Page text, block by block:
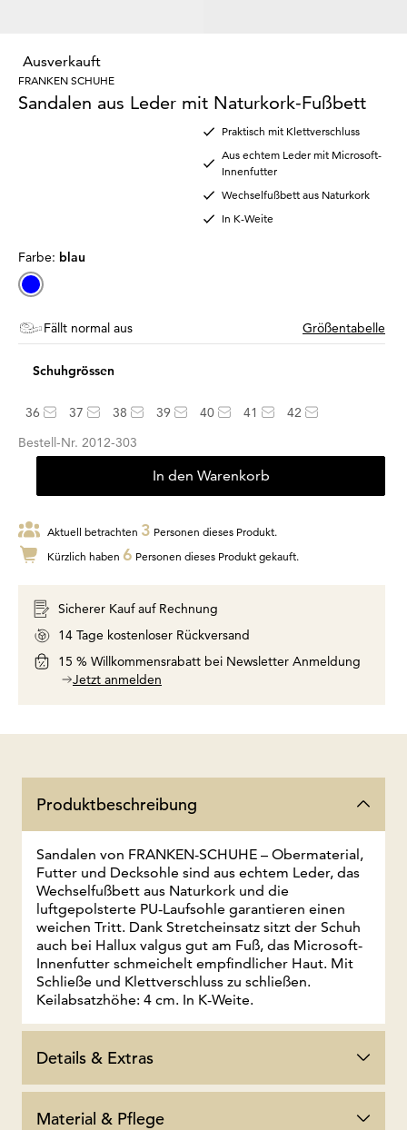
Ausverkauft
FRANKEN SCHUHE
Sandalen aus Leder mit Naturkork-Fußbett
Praktisch mit Klettverschluss
Aus echtem Leder mit Microsoft-
Innenfutter
Wechselfußbett aus Naturkork
In K-Weite
Farbe: blau
Fällt normal aus Größentabelle
Schuhgrössen
36 37 38 39 40 41
42
Bestell-Nr. 2012-303
In den Warenkorb
Aktuell betrachten 3 Personen dieses Produkt.
Kürzlich haben 6 Personen dieses Produkt gekauft.
Sicherer Kauf auf Rechnung
14 Tage kostenloser Rückversand
15 % Willkommensrabatt bei Newsletter Anmeldung
Jetzt anmelden
Produktbeschreibung
Sandalen von FRANKEN-SCHUHE – Obermaterial,
Futter und Decksohle sind aus echtem Leder, das
Wechselfußbett aus Naturkork und die
luftgepolsterte PU-Laufsohle garantieren einen
weichen Tritt. Dank Stretcheinsatz sitzt der Schuh
auch bei Hallux valgus gut am Fuß, das Microsoft-
Innenfutter schmeichelt empfindlicher Haut. Mit
Schließe und Klettverschluss zu schließen.
Keilabsatzhöhe: 4 cm. In K-Weite.
Details & Extras
Material & Pflege